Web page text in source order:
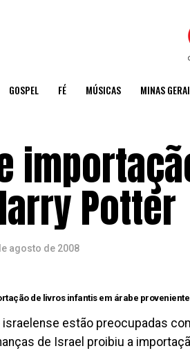
GOSPEL FÉ MÚSICAS MINAS
Potter
agosto de 2008
de livros infantis em árabe
estão preocupadas
de Israel proibiu a